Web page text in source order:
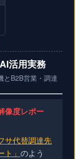
活用実務
とB2B営業・調達
像度レポー
サ代替調達先
」 のよう